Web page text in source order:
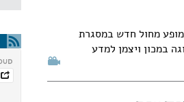
מופע מחול חדש במסגרת
במכון ויצמן למדע